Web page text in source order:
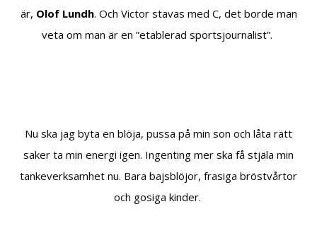
är, Olof Lundh. Och Victor stavas med C, det borde man
veta om man är en ”etablerad sportsjournalist”.
Nu ska jag byta en blöja, pussa på min son och låta rätt
saker ta min energi igen. Ingenting mer ska få stjäla min
tankeverksamhet nu. Bara bajsblöjor, frasiga bröstvårtor
och gosiga kinder.